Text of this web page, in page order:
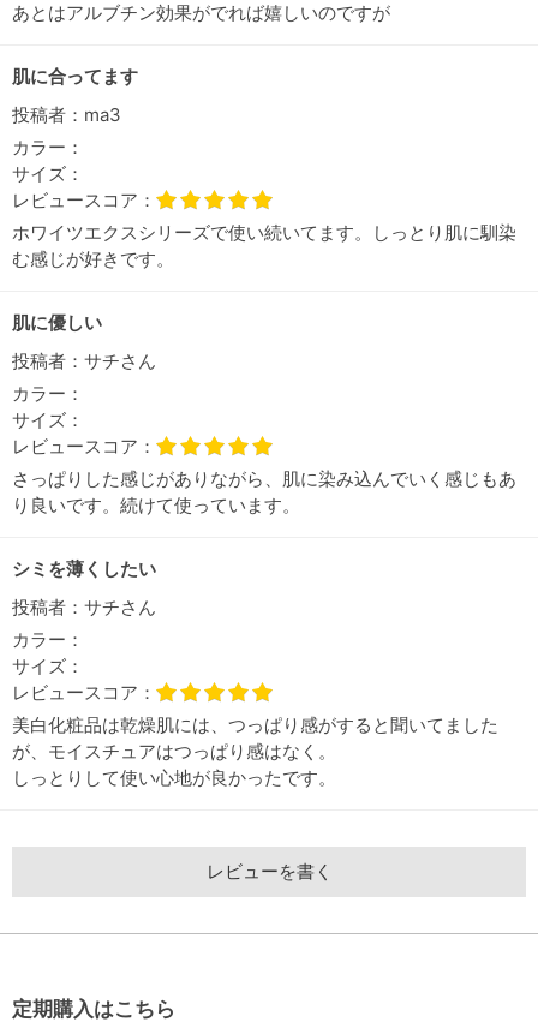
あとはアルブチン効果がでれば嬉しいのですが
肌に合ってます
投稿者： ma3
カラー：
サイズ：
レビュースコア：
ホワイツエクスシリーズで使い続いてます。しっとり肌に馴染
む感じが好きです。
肌に優しい
投稿者： サチさん
カラー：
サイズ：
レビュースコア：
さっぱりした感じがありながら、肌に染み込んでいく感じもあ
り良いです。続けて使っています。
シミを薄くしたい
投稿者： サチさん
カラー：
サイズ：
レビュースコア：
美白化粧品は乾燥肌には、つっぱり感がすると聞いてました
が、モイスチュアはつっぱり感はなく。
しっとりして使い心地が良かったです。
レビューを書く
定期購入はこちら